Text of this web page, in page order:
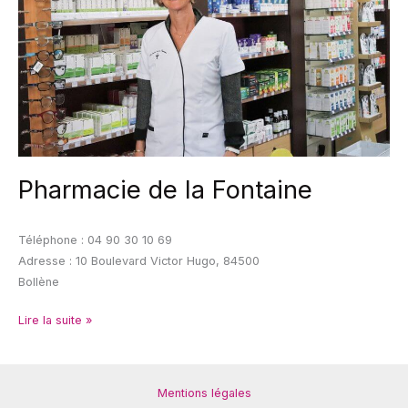
Pharmacie de la Fontaine
Téléphone : 04 90 30 10 69
Adresse : 10 Boulevard Victor Hugo, 84500
Bollène
Lire la suite »
Mentions légales